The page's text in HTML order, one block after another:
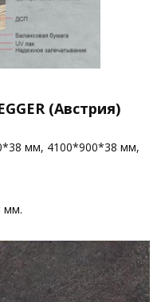
(Австрия)
мм, 4100*900*38 мм,
мм.